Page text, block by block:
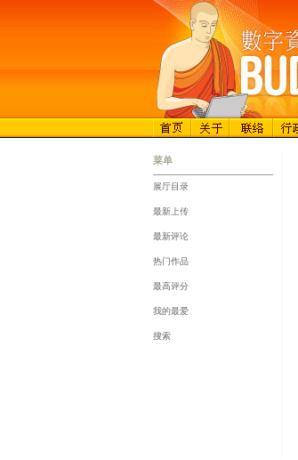
菜单
展厅目录
最新上传
最新评论
热门作品
最高评分
我的最爱
搜索